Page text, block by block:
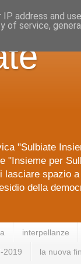
"Sulbiate
"Insieme per
lasciare spazio
della
interpellanze
2019 la nuova
address and
of service,